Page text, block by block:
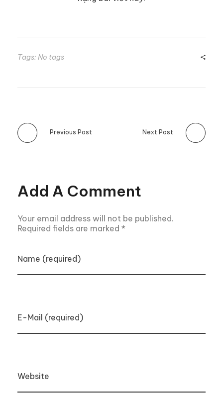
Tags: No tags
Previous Post Next Post
Add A Comment
Your email address will not be published.
Required fields are marked *
Name (required)
E-Mail (required)
Website